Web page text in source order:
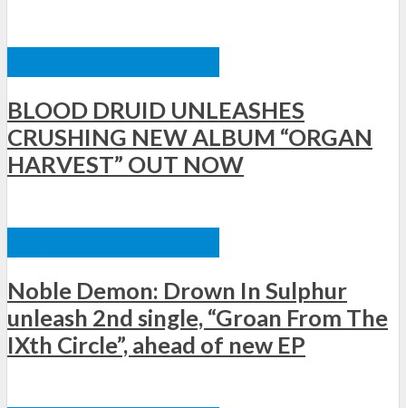
BLOOD DRUID UNLEASHES
CRUSHING NEW ALBUM “ORGAN
HARVEST” OUT NOW
Noble Demon: Drown In Sulphur
unleash 2nd single, “Groan From The
IXth Circle”, ahead of new EP